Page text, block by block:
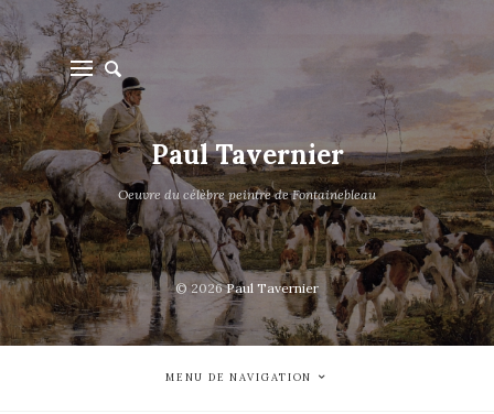
Paul Tavernier
Oeuvre du célèbre peintre de Fontainebleau
© 2026Paul Tavernier
MENU DE NAVIGATION